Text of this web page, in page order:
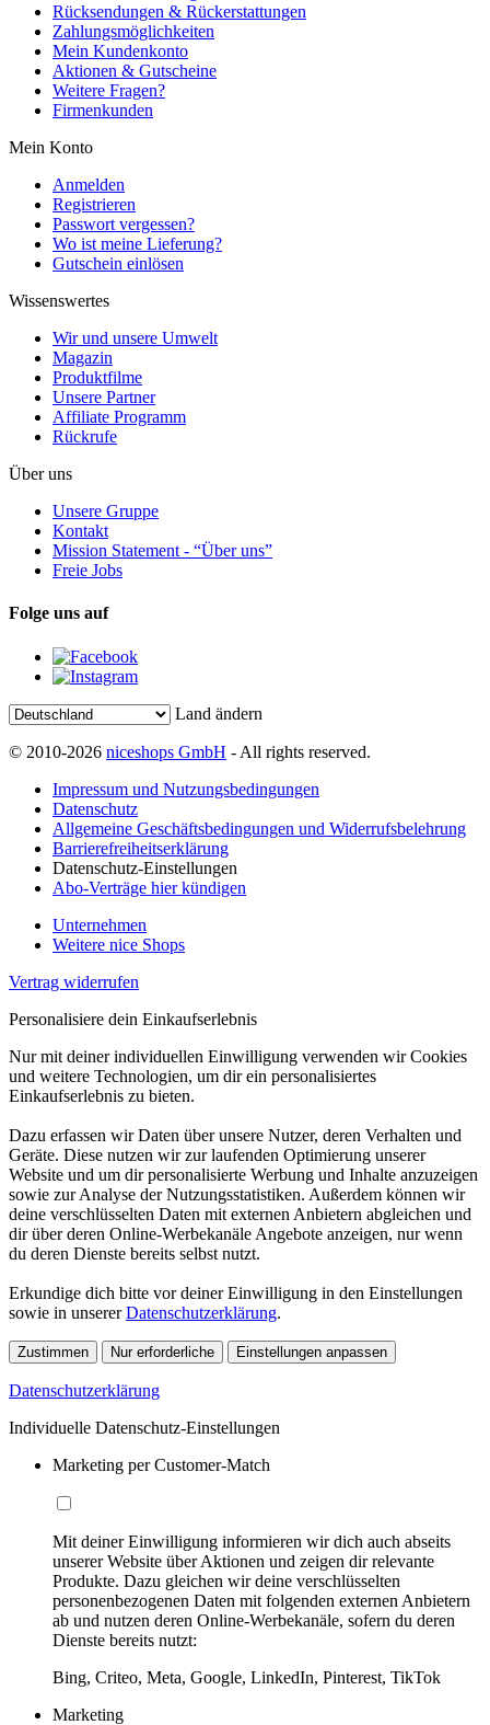
Rücksendungen & Rückerstattungen
Zahlungsmöglichkeiten
Mein Kundenkonto
Aktionen & Gutscheine
Weitere Fragen?
Firmenkunden
Mein Konto
Anmelden
Registrieren
Passwort vergessen?
Wo ist meine Lieferung?
Gutschein einlösen
Wissenswertes
Wir und unsere Umwelt
Magazin
Produktfilme
Unsere Partner
Affiliate Programm
Rückrufe
Über uns
Unsere Gruppe
Kontakt
Mission Statement - “Über uns”
Freie Jobs
Folge uns auf
Land ändern
© 2010-2026 niceshops GmbH - All rights reserved.
Impressum und Nutzungsbedingungen
Datenschutz
Allgemeine Geschäftsbedingungen und Widerrufsbelehrung
Barrierefreiheitserklärung
Datenschutz-Einstellungen
Abo-Verträge hier kündigen
Unternehmen
Weitere nice Shops
Vertrag widerrufen
Personalisiere dein Einkaufserlebnis
Nur mit deiner individuellen Einwilligung verwenden wir Cookies
und weitere Technologien, um dir ein personalisiertes
Einkaufserlebnis zu bieten.
Dazu erfassen wir Daten über unsere Nutzer, deren Verhalten und
Geräte. Diese nutzen wir zur laufenden Optimierung unserer
Website und um dir personalisierte Werbung und Inhalte anzuzeigen
sowie zur Analyse der Nutzungsstatistiken. Außerdem können wir
deine verschlüsselten Daten mit externen Anbietern abgleichen und
dir über deren Online-Werbekanäle Angebote anzeigen, nur wenn
du deren Dienste bereits selbst nutzt.
Erkundige dich bitte vor deiner Einwilligung in den Einstellungen
sowie in unsererDatenschutzerklärung.
Zustimmen Nur erforderliche Einstellungen anpassen
Datenschutzerklärung
Individuelle Datenschutz-Einstellungen
Marketing per Customer-Match
Mit deiner Einwilligung informieren wir dich auch abseits
unserer Website über Aktionen und zeigen dir relevante
Produkte. Dazu gleichen wir deine verschlüsselten
personenbezogenen Daten mit folgenden externen Anbietern
ab und nutzen deren Online-Werbekanäle, sofern du deren
Dienste bereits nutzt:
Bing, Criteo, Meta, Google, LinkedIn, Pinterest, TikTok
Marketing